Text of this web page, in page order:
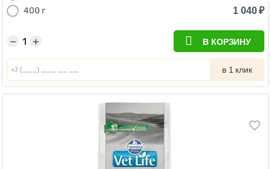
400 г
1 040₽
+
− В КОРЗИНУ
в 1 клик